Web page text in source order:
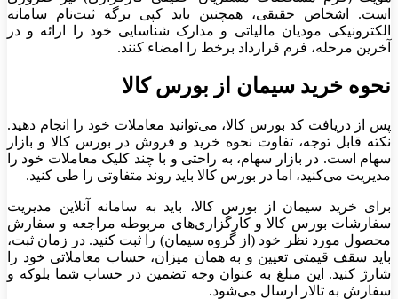
است. اشخاص حقیقی، همچنین باید کپی برگه ثبت‌نام سامانه
الکترونیکی مودیان مالیاتی و مدارک شناسایی خود را ارائه و در
آخرین مرحله، فرم قرارداد برخط را امضاء کنند.
نحوه خرید سیمان از بورس کالا
پس از دریافت کد بورس کالا، می‌توانید معاملات خود را انجام دهید.
نکته قابل توجه، تفاوت نحوه خرید و فروش در بورس کالا و بازار
سهام است. در بازار سهام، به راحتی و با چند کلیک معاملات خود را
مدیریت می‌کنید، اما در بورس کالا باید روند متفاوتی را طی کنید.
برای خرید سیمان از بورس کالا، باید به سامانه آنلاین مدیریت
سفارشات بورس کالا و کارگزاری‌های مربوطه مراجعه و سفارش
محصول مورد نظر خود (از گروه سیمان) را ثبت کنید. در زمان ثبت،
باید سقف قیمتی تعیین و به همان میزان، حساب معاملاتی خود را
شارژ کنید. این مبلغ به عنوان وجه تضمین در حساب شما بلوکه و
سفارش به تالار ارسال می‌شود.